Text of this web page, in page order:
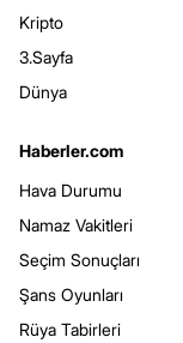
Kripto
3.Sayfa
Dünya
Haberler.com
Hava Durumu
Namaz Vakitleri
Seçim Sonuçları
Şans Oyunları
Rüya Tabirleri